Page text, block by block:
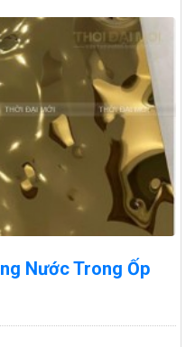
Nước Trong Ốp